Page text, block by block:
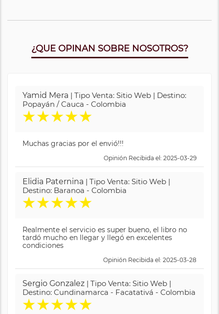
¿QUE OPINAN SOBRE NOSOTROS?
Yamid Mera | Tipo Venta: Sitio Web | Destino:
Popayán / Cauca - Colombia
★★★★★
Muchas gracias por el envió!!!
Opinión Recibida el: 2025-03-29
Elidia Paternina | Tipo Venta: Sitio Web |
Destino: Baranoa - Colombia
★★★★★
Realmente el servicio es super bueno, el libro no
tardó mucho en llegar y llegó en excelentes
condiciones
Opinión Recibida el: 2025-03-28
Sergio Gonzalez | Tipo Venta: Sitio Web |
Destino: Cundinamarca - Facatativá - Colombia
★★★★★